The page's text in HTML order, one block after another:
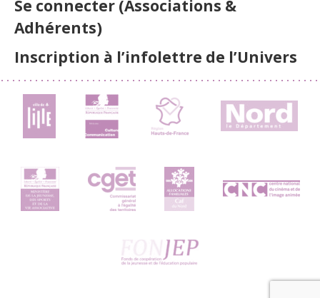
Se connecter (Associations &
Adhérents)
Inscription à l’infolettre de l’Univers